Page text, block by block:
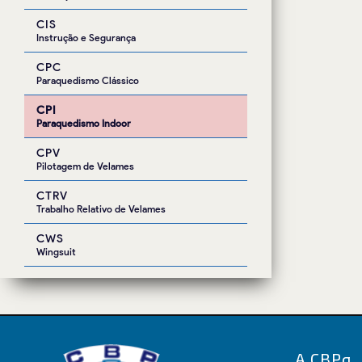
CIS
Instrução e Segurança
CPC
Paraquedismo Clássico
CPI
Paraquedismo Indoor
CPV
Pilotagem de Velames
CTRV
Trabalho Relativo de Velames
CWS
Wingsuit